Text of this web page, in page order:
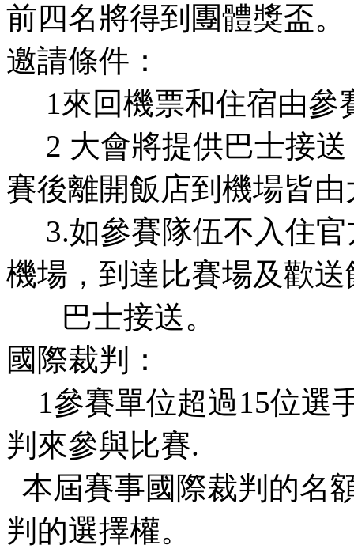
前四名將得到團體獎盃。
邀請條件：
1來回機票和住宿由參
2 大會將提供巴士接送
賽後離開飯店到機場皆
3.如參賽隊伍不入住官
機場，到達比賽場及歡送
巴士接送。
國際裁判：
1參賽單位超過15位選
判來參與比賽.
本屆賽事國際裁判的名
判的選擇權。